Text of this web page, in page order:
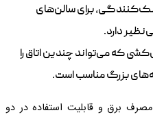
برای سالن‌های
دارد.
که می‌تواند چندین اتاق را
بزرگ مناسب است.
برق و قابلیت استفاده در دو